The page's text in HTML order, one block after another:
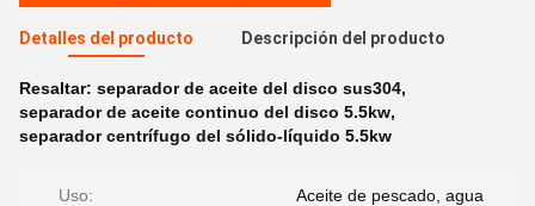
Detalles del producto Descripción del producto
Resaltar: separador de aceite del disco sus304,
separador de aceite continuo del disco 5.5kw,
separador centrífugo del sólido-líquido 5.5kw
Uso: Aceite de pescado, agua